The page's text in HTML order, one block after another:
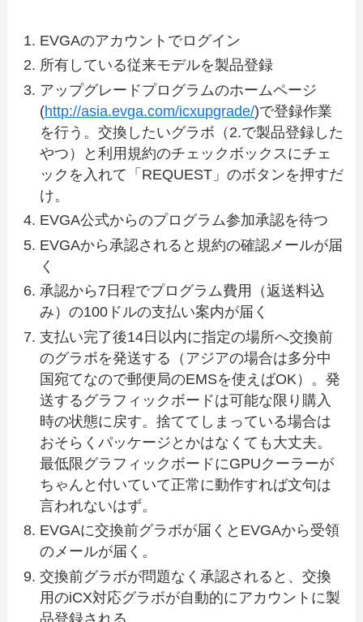
EVGAのアカウントでログイン
所有している従来モデルを製品登録
アップグレードプログラムのホームページ
(http://asia.evga.com/icxupgrade/)で登録作業
を行う。交換したいグラボ（2.で製品登録した
やつ）と利用規約のチェックボックスにチェ
ックを入れて「REQUEST」のボタンを押すだ
け。
EVGA公式からのプログラム参加承認を待つ
EVGAから承認されると規約の確認メールが届
く
承認から7日程でプログラム費用（返送料込
み）の100ドルの支払い案内が届く
支払い完了後14日以内に指定の場所へ交換前
のグラボを発送する（アジアの場合は多分中
国宛てなので郵便局のEMSを使えばOK）。発
送するグラフィックボードは可能な限り購入
時の状態に戻す。捨ててしまっている場合は
おそらくパッケージとかはなくても大丈夫。
最低限グラフィックボードにGPUクーラーが
ちゃんと付いていて正常に動作すれば文句は
言われないはず。
EVGAに交換前グラボが届くとEVGAから受領
のメールが届く。
交換前グラボが問題なく承認されると、交換
用のiCX対応グラボが自動的にアカウントに製
品登録される